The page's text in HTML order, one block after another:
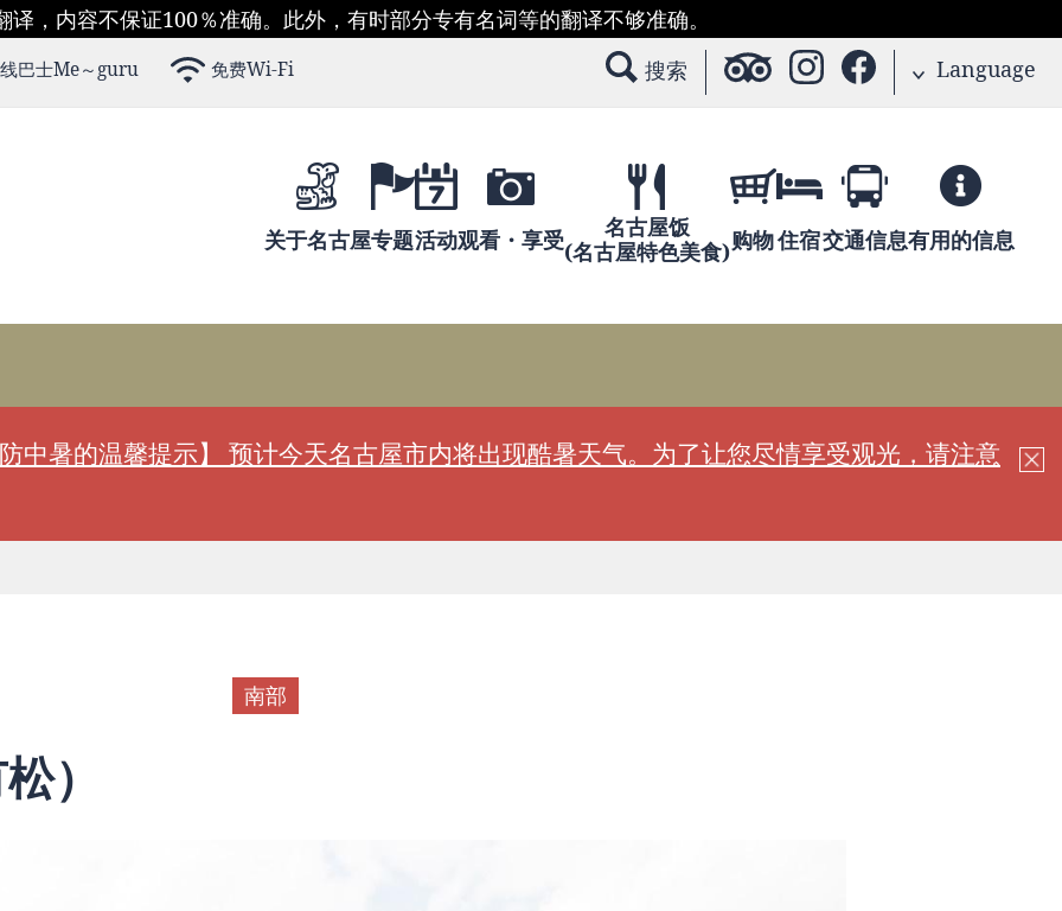
译，内容不保证100％准确。此外，有时部分专有名词等的翻译不够准确。
巴士Me～guru 免费Wi-Fi 搜索 Language
关于名古屋专题活动观看・享受
名古屋饭
(名古屋特色美食)购物住宿交通信息有用的信息
中暑的温馨提示】 预计今天名古屋市内将出现酷暑天气。为了让您尽情享受观光，请注意
南部
）